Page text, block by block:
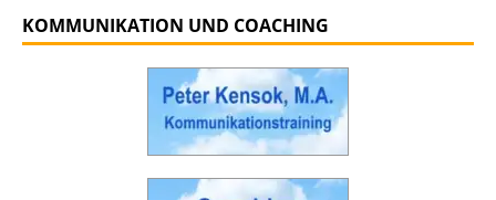
KOMMUNIKATION UND COACHING